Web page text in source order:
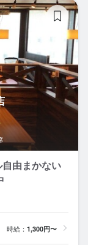
由まかない
時給： 1,300円〜